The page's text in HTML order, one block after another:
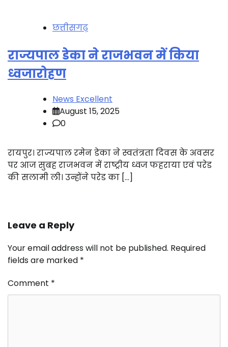
छत्तीसगढ़
राज्यपाल डेका ने राजभवन में किया
ध्वजारोहण
News Excellent
August 15, 2025
0
रायपुर। राज्यपाल रमेन डेका ने स्वतंत्रता दिवस के अवसर
पर आज सुबह राजभवन में राष्ट्रीय ध्वज फहराया एवं परेड
की सलामी ली। उन्होंने परेड का […]
Leave a Reply
Your email address will not be published. Required
fields are marked *
Comment *